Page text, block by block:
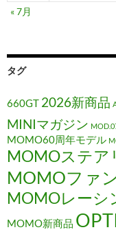
« 7月
タグ
660GT 2026新商品
MINIマガジン
MOMO60周年モデル
MOMOステア
MOMOファ
MOMOレーシ
MOMO新商品